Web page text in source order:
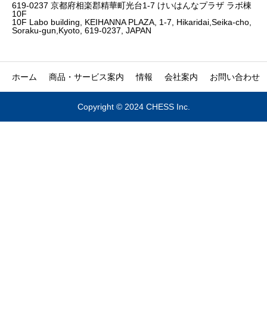
619-0237 京都府相楽郡精華町光台1-7 けいはんなプラザ ラボ棟
10F
10F Labo building, KEIHANNA PLAZA, 1-7, Hikaridai,Seika-cho,
Soraku-gun,Kyoto, 619-0237, JAPAN
ホーム 商品・サービス案内 情報 会社案内 お問い合わせ
Copyright © 2024 CHESS Inc.